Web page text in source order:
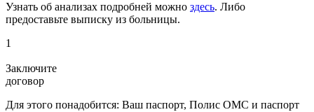
Узнать об анализах подробней можно здесь. Либо
предоставьте выписку из больницы.
1
Заключите
договор
Для этого понадобится: Ваш паспорт, Полис ОМС и паспорт